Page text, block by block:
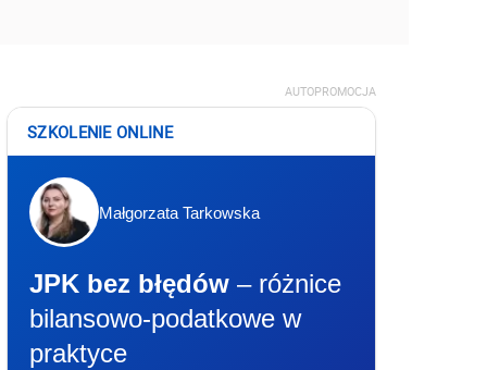
AUTOPROMOCJA
SZKOLENIE ONLINE
Małgorzata Tarkowska
JPK bez błędów – różnice
bilansowo-podatkowe w
praktyce